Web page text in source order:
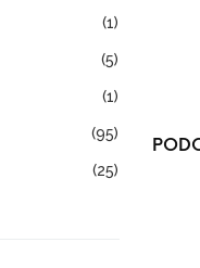
(1)
(5)
(1)
(95)
(25)